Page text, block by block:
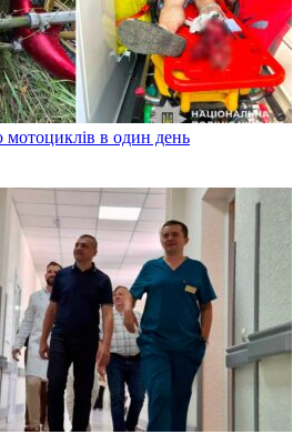
в один день